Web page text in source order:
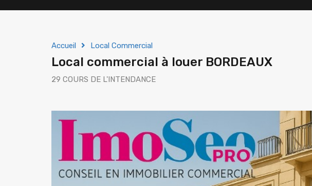
Accueil Local Commercial
Local commercial à louer BORDEAUX
29 COURS DE L'INTENDANCE